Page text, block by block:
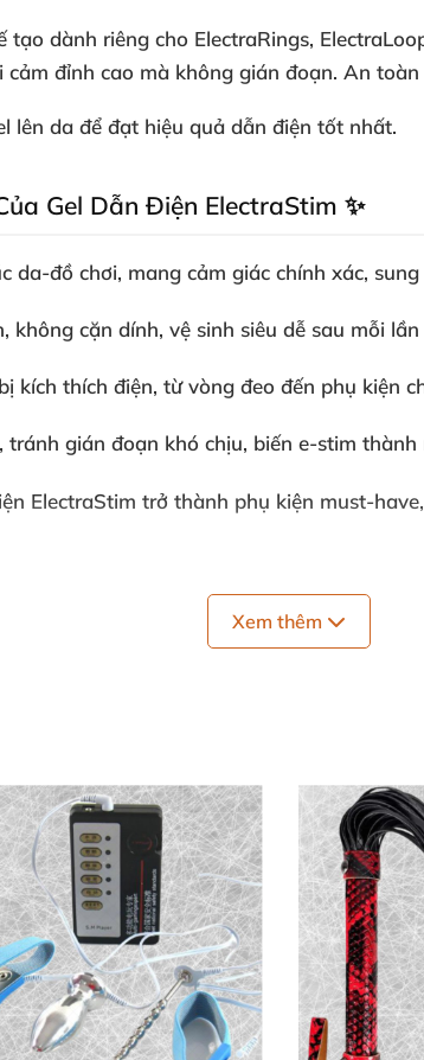
tạo dành riêng cho ElectraRings,
đỉnh cao mà không gián đoạn. An
lên da để đạt hiệu quả dẫn điện tốt nhất.
Gel Dẫn Điện ElectraStim ✨
da-đồ chơi, mang cảm giác chính xác,
không cặn dính, vệ sinh siêu dễ sau mỗi lần
kích thích điện, từ vòng đeo đến phụ kiện
tránh gián đoạn khó chịu, biến e-stim
ElectraStim trở thành phụ kiện must-
dài, tiết kiệm cho nhiều buổi chơi. 💧
nếu bảo quản đúng. ⏳
Chloride, Sodium Carboxy Methyl
điểm tiếp xúc đồ chơi, lan đều trên da,
Xem thêm